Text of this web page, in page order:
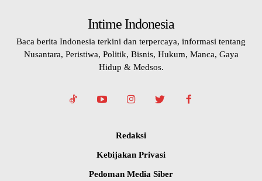
Intime Indonesia
Baca berita Indonesia terkini dan terpercaya, informasi tentang
Nusantara, Peristiwa, Politik, Bisnis, Hukum, Manca, Gaya
Hidup & Medsos.
Redaksi
Kebijakan Privasi
Pedoman Media Siber